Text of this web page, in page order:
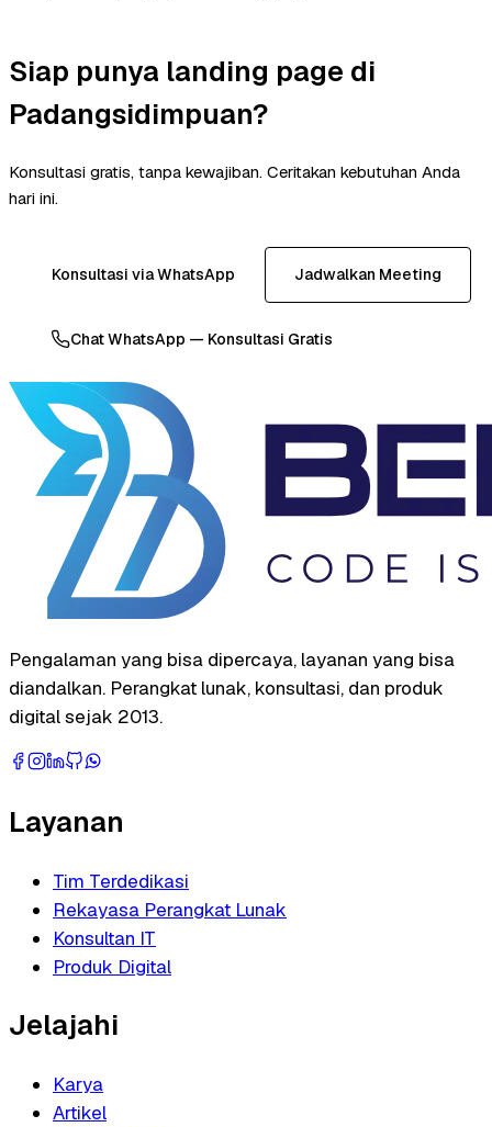
Siap punya landing page di
Padangsidimpuan?
Konsultasi gratis, tanpa kewajiban. Ceritakan kebutuhan Anda
hari ini.
Konsultasi via WhatsApp Jadwalkan Meeting
Chat WhatsApp — Konsultasi Gratis
Pengalaman yang bisa dipercaya, layanan yang bisa
diandalkan. Perangkat lunak, konsultasi, dan produk
digital sejak 2013.
Layanan
Tim Terdedikasi
Rekayasa Perangkat Lunak
Konsultan IT
Produk Digital
Jelajahi
Karya
Artikel